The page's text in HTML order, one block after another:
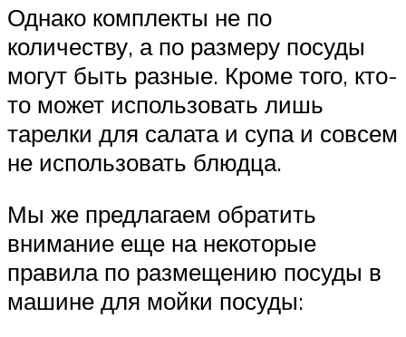
Однако комплекты не по
количеству, а по размеру посуды
могут быть разные. Кроме того, кто-
то может использовать лишь
тарелки для салата и супа и совсем
не использовать блюдца.
Мы же предлагаем обратить
внимание еще на некоторые
правила по размещению посуды в
машине для мойки посуды: